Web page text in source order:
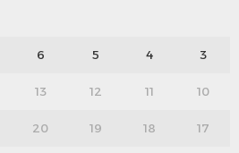
3
4
5
6
10
11
12
13
17
18
19
20